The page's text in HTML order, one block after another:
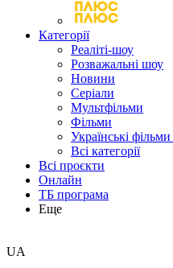
Категорії
Реаліті-шоу
Розважальні шоу
Новини
Серіали
Мультфільми
Фільми
Українські фільми
Всі категорії
Всі проєкти
Онлайн
ТБ програма
Еще
UA